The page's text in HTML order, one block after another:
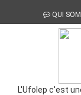
QUI
L'Ufolep c'est